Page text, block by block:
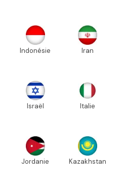
Indonésie Iran
Israël Italie
Jordanie Kazakhstan